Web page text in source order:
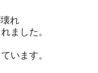
れ
ました。
います。